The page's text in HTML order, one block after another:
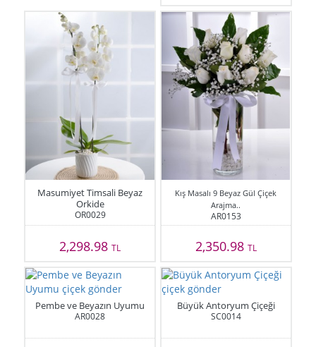
Masumiyet Timsali Beyaz
Orkide
OR0029
2,298.98TL
Kış Masalı 9 Beyaz Gül Çiçek
Arajma..
AR0153
2,350.98 TL
Pembe ve Beyazın Uyumu
AR0028
Büyük Antoryum Çiçeği
SC0014